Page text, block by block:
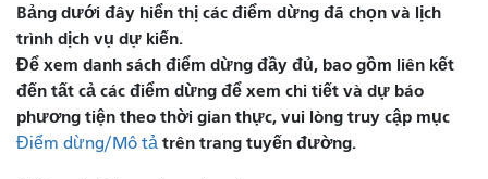
Bảng dưới đây hiển thị các điểm dừng đã chọn và lịch
trình dịch vụ dự kiến.
Để xem danh sách điểm dừng đầy đủ, bao gồm liên kết
đến tất cả các điểm dừng để xem chi tiết và dự báo
phương tiện theo thời gian thực, vui lòng truy cập mục
Điểm dừng/Mô tả trên trang tuyến đường.